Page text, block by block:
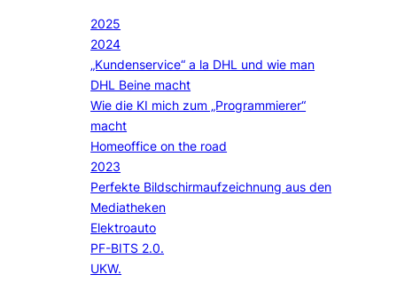
2025
2024
„Kundenservice“ a la DHL und wie man
DHL Beine macht
Wie die KI mich zum „Programmierer“
macht
Homeoffice on the road
2023
Perfekte Bildschirmaufzeichnung aus den
Mediatheken
Elektroauto
PF-BITS 2.0.
UKW.